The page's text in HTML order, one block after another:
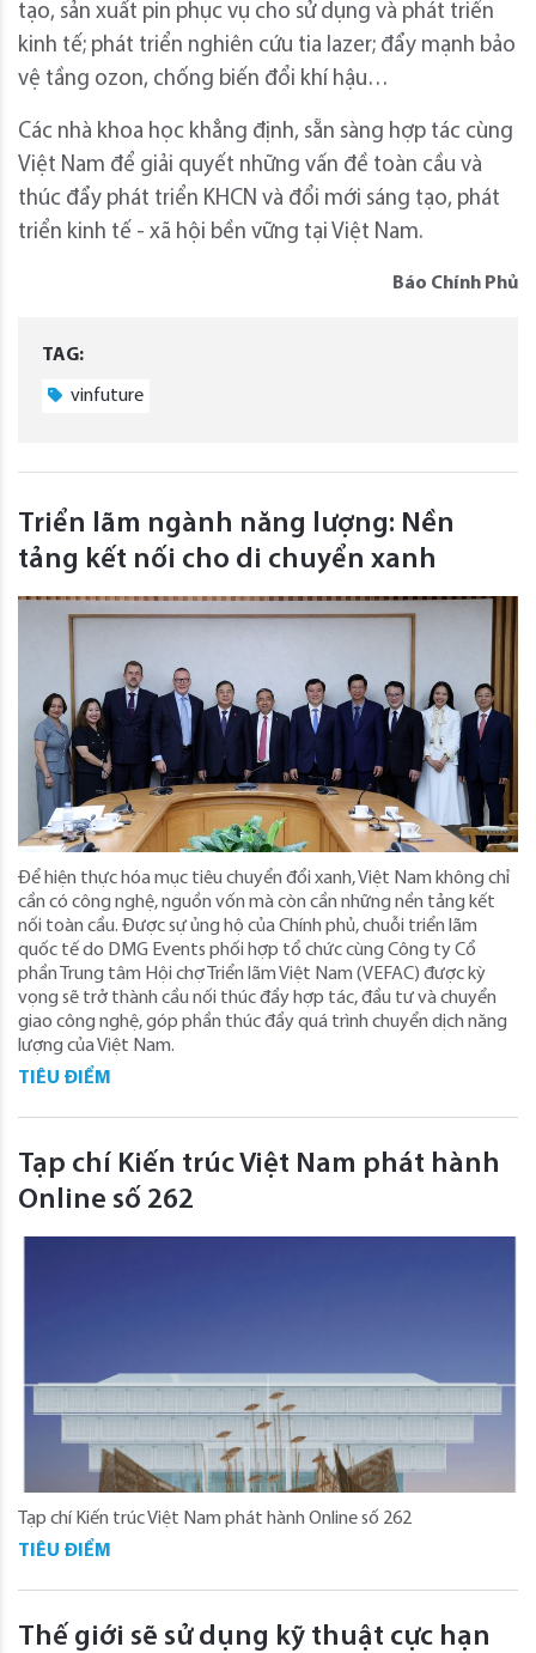
tạo, sản xuất pin phục vụ cho sử dụng và phát triển
kinh tế; phát triển nghiên cứu tia lazer; đẩy mạnh bảo
vệ tầng ozon, chống biến đổi khí hậu…
Các nhà khoa học khẳng định, sẵn sàng hợp tác cùng
Việt Nam để giải quyết những vấn đề toàn cầu và
thúc đẩy phát triển KHCN và đổi mới sáng tạo, phát
triển kinh tế - xã hội bền vững tại Việt Nam.
Báo Chính Phủ
TAG:
vinfuture
Triển lãm ngành năng lượng: Nền
tảng kết nối cho di chuyển xanh
Để hiện thực hóa mục tiêu chuyển đổi xanh, Việt Nam không chỉ
cần có công nghệ, nguồn vốn mà còn cần những nền tảng kết
nối toàn cầu. Được sự ủng hộ của Chính phủ, chuỗi triển lãm
quốc tế do DMG Events phối hợp tổ chức cùng Công ty Cổ
phần Trung tâm Hội chợ Triển lãm Việt Nam (VEFAC) được kỳ
vọng sẽ trở thành cầu nối thúc đẩy hợp tác, đầu tư và chuyển
giao công nghệ, góp phần thúc đẩy quá trình chuyển dịch năng
lượng của Việt Nam.
TIÊU ĐIỂM
Tạp chí Kiến trúc Việt Nam phát hành
Online số 262
Tạp chí Kiến trúc Việt Nam phát hành Online số 262
TIÊU ĐIỂM
Thế giới sẽ sử dụng kỹ thuật cực hạn